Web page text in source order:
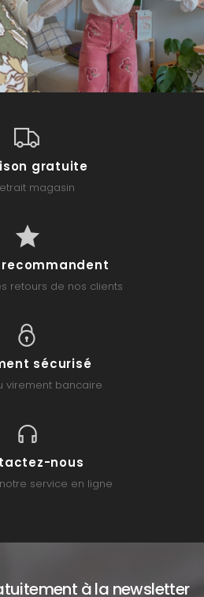
gratuite
magasin
recommandent
retours de nos clients
sécurisé
virement bancaire
nous
service en ligne
à la newsletter